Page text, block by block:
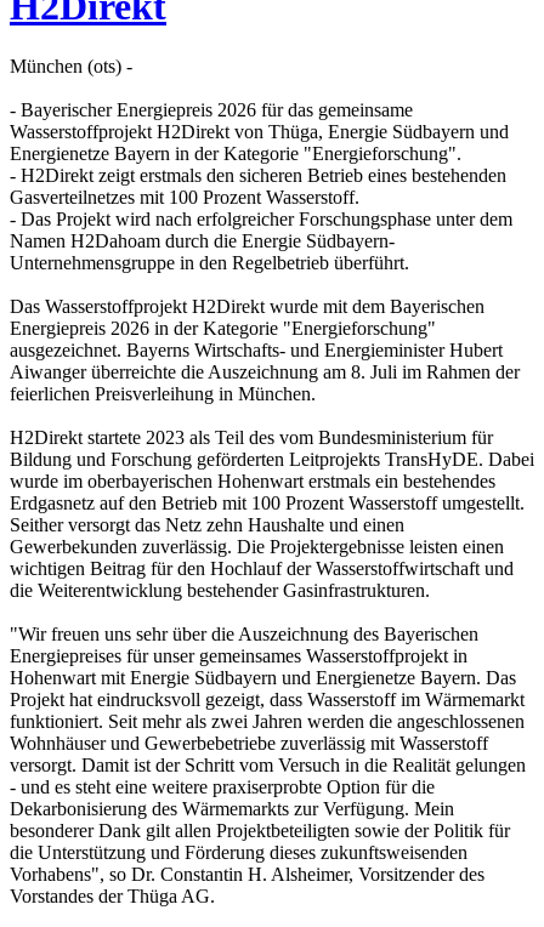
München (ots) -
- Bayerischer Energiepreis 2026 für das gemeinsame
Wasserstoffprojekt H2Direkt von Thüga, Energie Südbayern und
Energienetze Bayern in der Kategorie "Energieforschung".
- H2Direkt zeigt erstmals den sicheren Betrieb eines bestehenden
Gasverteilnetzes mit 100 Prozent Wasserstoff.
- Das Projekt wird nach erfolgreicher Forschungsphase unter dem
Namen H2Dahoam durch die Energie Südbayern-
Unternehmensgruppe in den Regelbetrieb überführt.
Das Wasserstoffprojekt H2Direkt wurde mit dem Bayerischen
Energiepreis 2026 in der Kategorie "Energieforschung"
ausgezeichnet. Bayerns Wirtschafts- und Energieminister Hubert
Aiwanger überreichte die Auszeichnung am 8. Juli im Rahmen der
feierlichen Preisverleihung in München.
H2Direkt startete 2023 als Teil des vom Bundesministerium für
Bildung und Forschung geförderten Leitprojekts TransHyDE. Dabei
wurde im oberbayerischen Hohenwart erstmals ein bestehendes
Erdgasnetz auf den Betrieb mit 100 Prozent Wasserstoff umgestellt.
Seither versorgt das Netz zehn Haushalte und einen
Gewerbekunden zuverlässig. Die Projektergebnisse leisten einen
wichtigen Beitrag für den Hochlauf der Wasserstoffwirtschaft und
die Weiterentwicklung bestehender Gasinfrastrukturen.
"Wir freuen uns sehr über die Auszeichnung des Bayerischen
Energiepreises für unser gemeinsames Wasserstoffprojekt in
Hohenwart mit Energie Südbayern und Energienetze Bayern. Das
Projekt hat eindrucksvoll gezeigt, dass Wasserstoff im Wärmemarkt
funktioniert. Seit mehr als zwei Jahren werden die angeschlossenen
Wohnhäuser und Gewerbebetriebe zuverlässig mit Wasserstoff
versorgt. Damit ist der Schritt vom Versuch in die Realität gelungen
- und es steht eine weitere praxiserprobte Option für die
Dekarbonisierung des Wärmemarkts zur Verfügung. Mein
besonderer Dank gilt allen Projektbeteiligten sowie der Politik für
die Unterstützung und Förderung dieses zukunftsweisenden
Vorhabens", so Dr. Constantin H. Alsheimer, Vorsitzender des
Vorstandes der Thüga AG.